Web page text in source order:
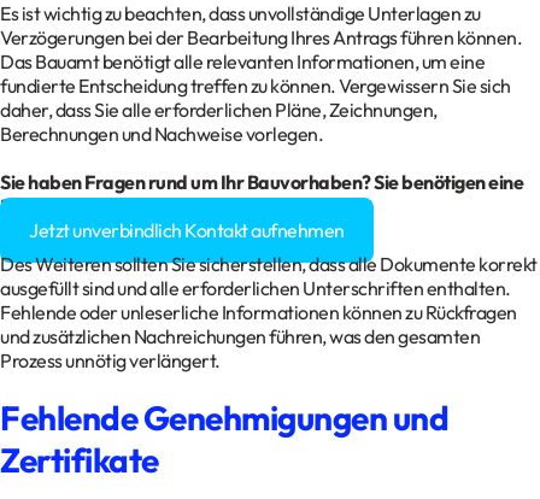
Es ist wichtig zu beachten, dass unvollständige Unterlagen zu
Verzögerungen bei der Bearbeitung Ihres Antrags führen können.
Das Bauamt benötigt alle relevanten Informationen, um eine
fundierte Entscheidung treffen zu können. Vergewissern Sie sich
daher, dass Sie alle erforderlichen Pläne, Zeichnungen,
Berechnungen und Nachweise vorlegen.
Sie haben Fragen rund um Ihr Bauvorhaben? Sie benötigen eine
Baugenehmigung?
Jetzt unverbindlich Kontakt aufnehmen
Des Weiteren sollten Sie sicherstellen, dass alle Dokumente korrekt
ausgefüllt sind und alle erforderlichen Unterschriften enthalten.
Fehlende oder unleserliche Informationen können zu Rückfragen
und zusätzlichen Nachreichungen führen, was den gesamten
Prozess unnötig verlängert.
Fehlende Genehmigungen und
Zertifikate